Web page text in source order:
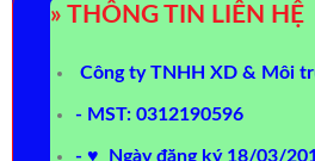
» THÔNG TIN LIÊN HỆ
Công ty TNHH XD & Môi
- MST: 0312190596
- ♥ Ngày đăng ký 18/03/